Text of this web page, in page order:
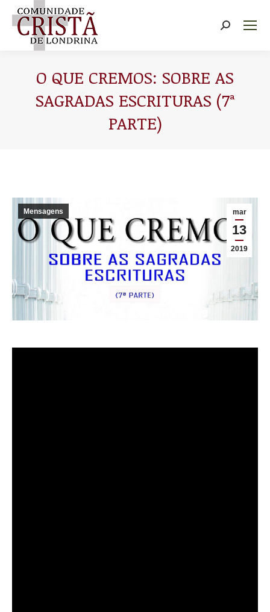
Buscar
O QUE CREMOS: SOBRE AS
SAGRADAS ESCRITURAS (7ª
PARTE)
mar
13
2019
Mensagens